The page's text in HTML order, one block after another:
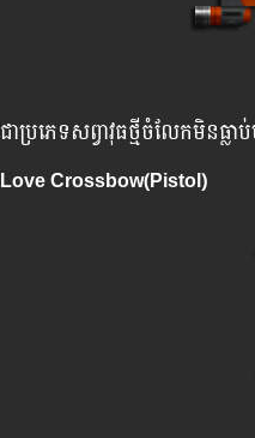
ជាប្រភេទសព្វាវុធថ្មីចំលែកមិន
Love Crossbow(Pistol)